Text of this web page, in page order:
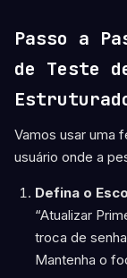
Passo a
de Teste
Vamos usar uma
usuário onde a
Defina o
“Atualizar
troca de
Mantenha o